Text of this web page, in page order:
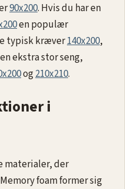
90x200. Hvis du har en
en populær
typisk kræver140x200,
ekstra stor seng,
og210x210.
i
materialer, der
foam former sig